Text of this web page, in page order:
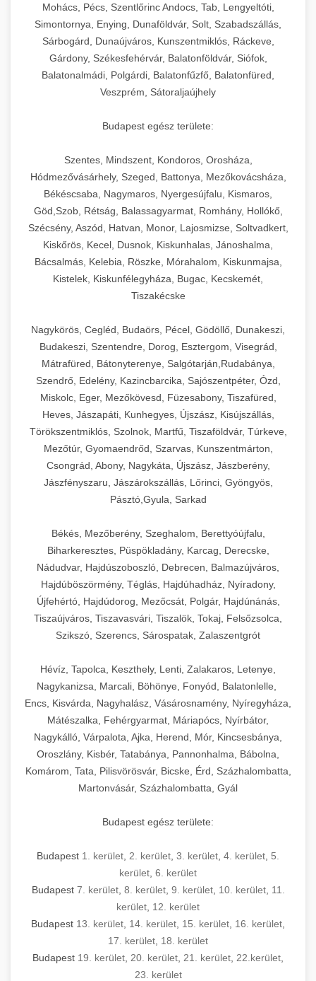
kereskedelmi tésztakeverő
állítható vastagság beállítással.
chef-iparikonyhagepek.hu
professzionális élelmiszer szeletelő
Kereskedelmi vákuumcsomagoló berendezések
élelmiszerek tartósításához. Hosszabbítsa a
szavatossági időt és tartsa meg a termék
frissességét.
🎁 23. Vákuumfóliázó Gép +
Ipari vákuumfóliázó gépek professzionális
Hatékony lezárási és tartósítási megoldások.
chef-iparikonyhagepek.hu
kereskedelmi csomagoló gép
professzionális konyhák számára. Nagy
kapacitású sütő- és főzőberendezés precíz
hőmérséklet-szabályozással.
chef-iparikonyhagepek.hu
kereskedelmi sütősütő
❄️ 25. Ipari Hűtőszekrény +
Professzionális hűtőegységek és hűtőkamrák
kereskedelmi konyhák számára.
Energiahatékony hűtési megoldások nagy
kapacitással.
chef-iparikonyhagepek.hu
💧 26. Ipari Mosogatógép +
Kereskedelmi mosogatóberendezések nagy
forgalmú éttermi műveletekhez. Gyors tisztítási
ciklusok fertőtlenítési képességekkel.
chef-iparikonyhagepek.hu
🧀 27. Ipari Sajtreszelő Gép +
élelmiszer-előkészítéshez. Különböző reszelési
méretek különböző alkalmazásokhoz.
chef-iparikonyhagepek.hu
kereskedelmi sajtreszelő
🍳 28. Nagykonyhai
Berendezések
+
Teljes körű nagykonyhai berendezések és
professzionális vendéglátóipari kellékek.
Minden, ami szükséges éttermi és catering
műveletekhez.
chef-iparikonyhagepek.hu
kereskedelmi konyhai megoldások
Mohács, Pécs, Szentlőrinc Andocs, Tab, Lengyeltóti,
Simontornya, Enying, Dunaföldvár, Solt, Szabadszállás,
Sárbogárd, Dunaújváros, Kunszentmiklós, Ráckeve,
Gárdony, Székesfehérvár, Balatonföldvár, Siófok,
Balatonalmádi, Polgárdi, Balatonfűzfő, Balatonfüred,
Veszprém, Sátoraljaújhely
Budapest egész területe:
Szentes, Mindszent, Kondoros, Orosháza,
Hódmezővásárhely, Szeged, Battonya, Mezőkovácsháza,
Békéscsaba, Nagymaros, Nyergesújfalu, Kismaros,
Göd,Szob, Rétság, Balassagyarmat, Romhány, Hollókő,
Szécsény, Aszód, Hatvan, Monor, Lajosmizse, Soltvadkert,
Kiskőrös, Kecel, Dusnok, Kiskunhalas, Jánoshalma,
Bácsalmás, Kelebia, Röszke, Mórahalom, Kiskunmajsa,
Kistelek, Kiskunfélegyháza, Bugac, Kecskemét,
Tiszakécske
Nagykörös, Cegléd, Budaörs, Pécel, Gödöllő, Dunakeszi,
Budakeszi, Szentendre, Dorog, Esztergom, Visegrád,
Mátrafüred, Bátonyterenye, Salgótarján,Rudabánya,
Szendrő, Edelény, Kazincbarcika, Sajószentpéter, Ózd,
Miskolc, Eger, Mezőkövesd, Füzesabony, Tiszafüred,
Heves, Jászapáti, Kunhegyes, Újszász, Kisújszállás,
Törökszentmiklós, Szolnok, Martfű, Tiszaföldvár, Túrkeve,
Mezőtúr, Gyomaendrőd, Szarvas, Kunszentmárton,
Csongrád, Abony, Nagykáta, Újszász, Jászberény,
Jászfényszaru, Jászárokszállás, Lőrinci, Gyöngyös,
Pásztó,Gyula, Sarkad
Békés, Mezőberény, Szeghalom, Berettyóújfalu,
Biharkeresztes, Püspökladány, Karcag, Derecske,
Nádudvar, Hajdúszoboszló, Debrecen, Balmazújváros,
Hajdúböszörmény, Téglás, Hajdúhadház, Nyíradony,
Újfehértó, Hajdúdorog, Mezőcsát, Polgár, Hajdúnánás,
Tiszaújváros, Tiszavasvári, Tiszalök, Tokaj, Felsőzsolca,
Szikszó, Szerencs, Sárospatak, Zalaszentgrót
Hévíz, Tapolca, Keszthely, Lenti, Zalakaros, Letenye,
Nagykanizsa, Marcali, Böhönye, Fonyód, Balatonlelle,
Encs, Kisvárda, Nagyhalász, Vásárosnamény, Nyíregyháza,
Mátészalka, Fehérgyarmat, Máriapócs, Nyírbátor,
Nagykálló, Várpalota, Ajka, Herend, Mór, Kincsesbánya,
Oroszlány, Kisbér, Tatabánya, Pannonhalma, Bábolna,
Komárom, Tata, Pilisvörösvár, Bicske, Érd, Százhalombatta,
Martonvásár, Százhalombatta, Gyál
Budapest egész területe:
Budapest 1. kerület 2. kerület 3. kerület 4. kerület 5.
kerület 6. kerület
Budapest 7. kerület, 8. kerület, 9. kerület, 10. kerület, 11.
kerület 12. kerület
Budapest 13. kerület 14. kerület 15. kerület 16. kerület
17. kerület 18. kerület
Budapest 19. kerület 20. kerület 21. kerület 22.kerület
23. kerület